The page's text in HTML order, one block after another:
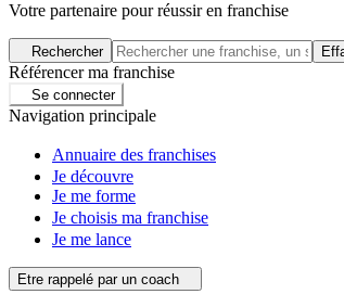
Votre partenaire pour réussir en franchise
Rechercher
Référencer ma franchise
Se connecter
Navigation principale
Annuaire des franchises
Je découvre
Je me forme
Je choisis ma franchise
Je me lance
Etre rappelé par un coach